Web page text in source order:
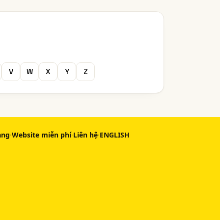
V W X Y Z
·Website miễn phí·Liên hệ·ENGLISH